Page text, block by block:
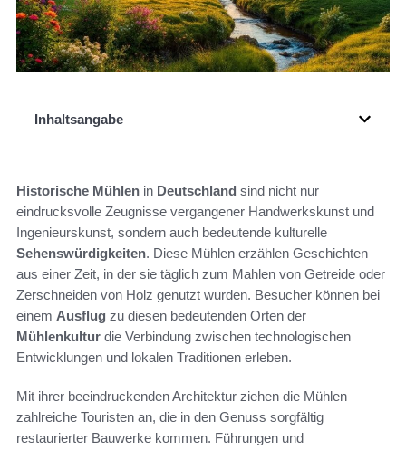
Inhaltsangabe
Historische Mühlen in Deutschland sind nicht nur
eindrucksvolle Zeugnisse vergangener Handwerkskunst und
Ingenieurskunst, sondern auch bedeutende kulturelle
Sehenswürdigkeiten. Diese Mühlen erzählen Geschichten
aus einer Zeit, in der sie täglich zum Mahlen von Getreide oder
Zerschneiden von Holz genutzt wurden. Besucher können bei
einem Ausflug zu diesen bedeutenden Orten der
Mühlenkultur die Verbindung zwischen technologischen
Entwicklungen und lokalen Traditionen erleben.
Mit ihrer beeindruckenden Architektur ziehen die Mühlen
zahlreiche Touristen an, die in den Genuss sorgfältig
restaurierter Bauwerke kommen. Führungen und